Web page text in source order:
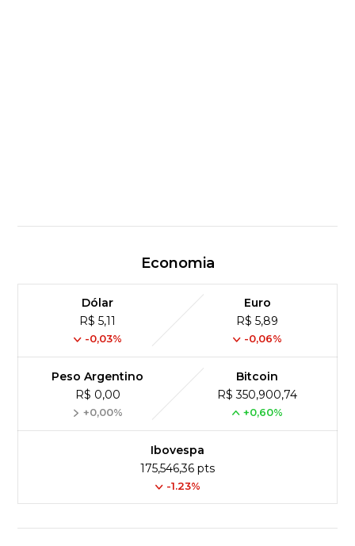
Economia
Dólar
R$ 5,11
-0,03%
Euro
R$ 5,89
-0,06%
Peso Argentino
R$ 0,00
+0,00%
Bitcoin
R$ 350,900,74
+0,60%
Ibovespa
175,546,36 pts
-1.23%